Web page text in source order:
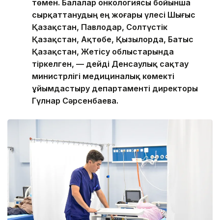
төмен. Балалар онкологиясы бойынша
сырқаттанудың ең жоғары үлесі Шығыс
Қазақстан, Павлодар, Солтүстік
Қазақстан, Ақтөбе, Қызылорда, Батыс
Қазақстан, Жетісу облыстарында
тіркелген, — дейді Денсаулық сақтау
министрлігі медициналық көмекті
ұйымдастыру департаменті директоры
Гүлнар Сәрсенбаева.